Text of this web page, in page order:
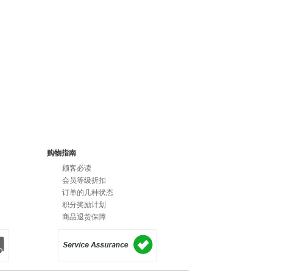
购物指南
顾客必读
会员等级折扣
订单的几种状态
积分奖励计划
商品退货保障